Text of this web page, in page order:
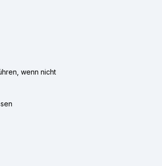
wenn nicht